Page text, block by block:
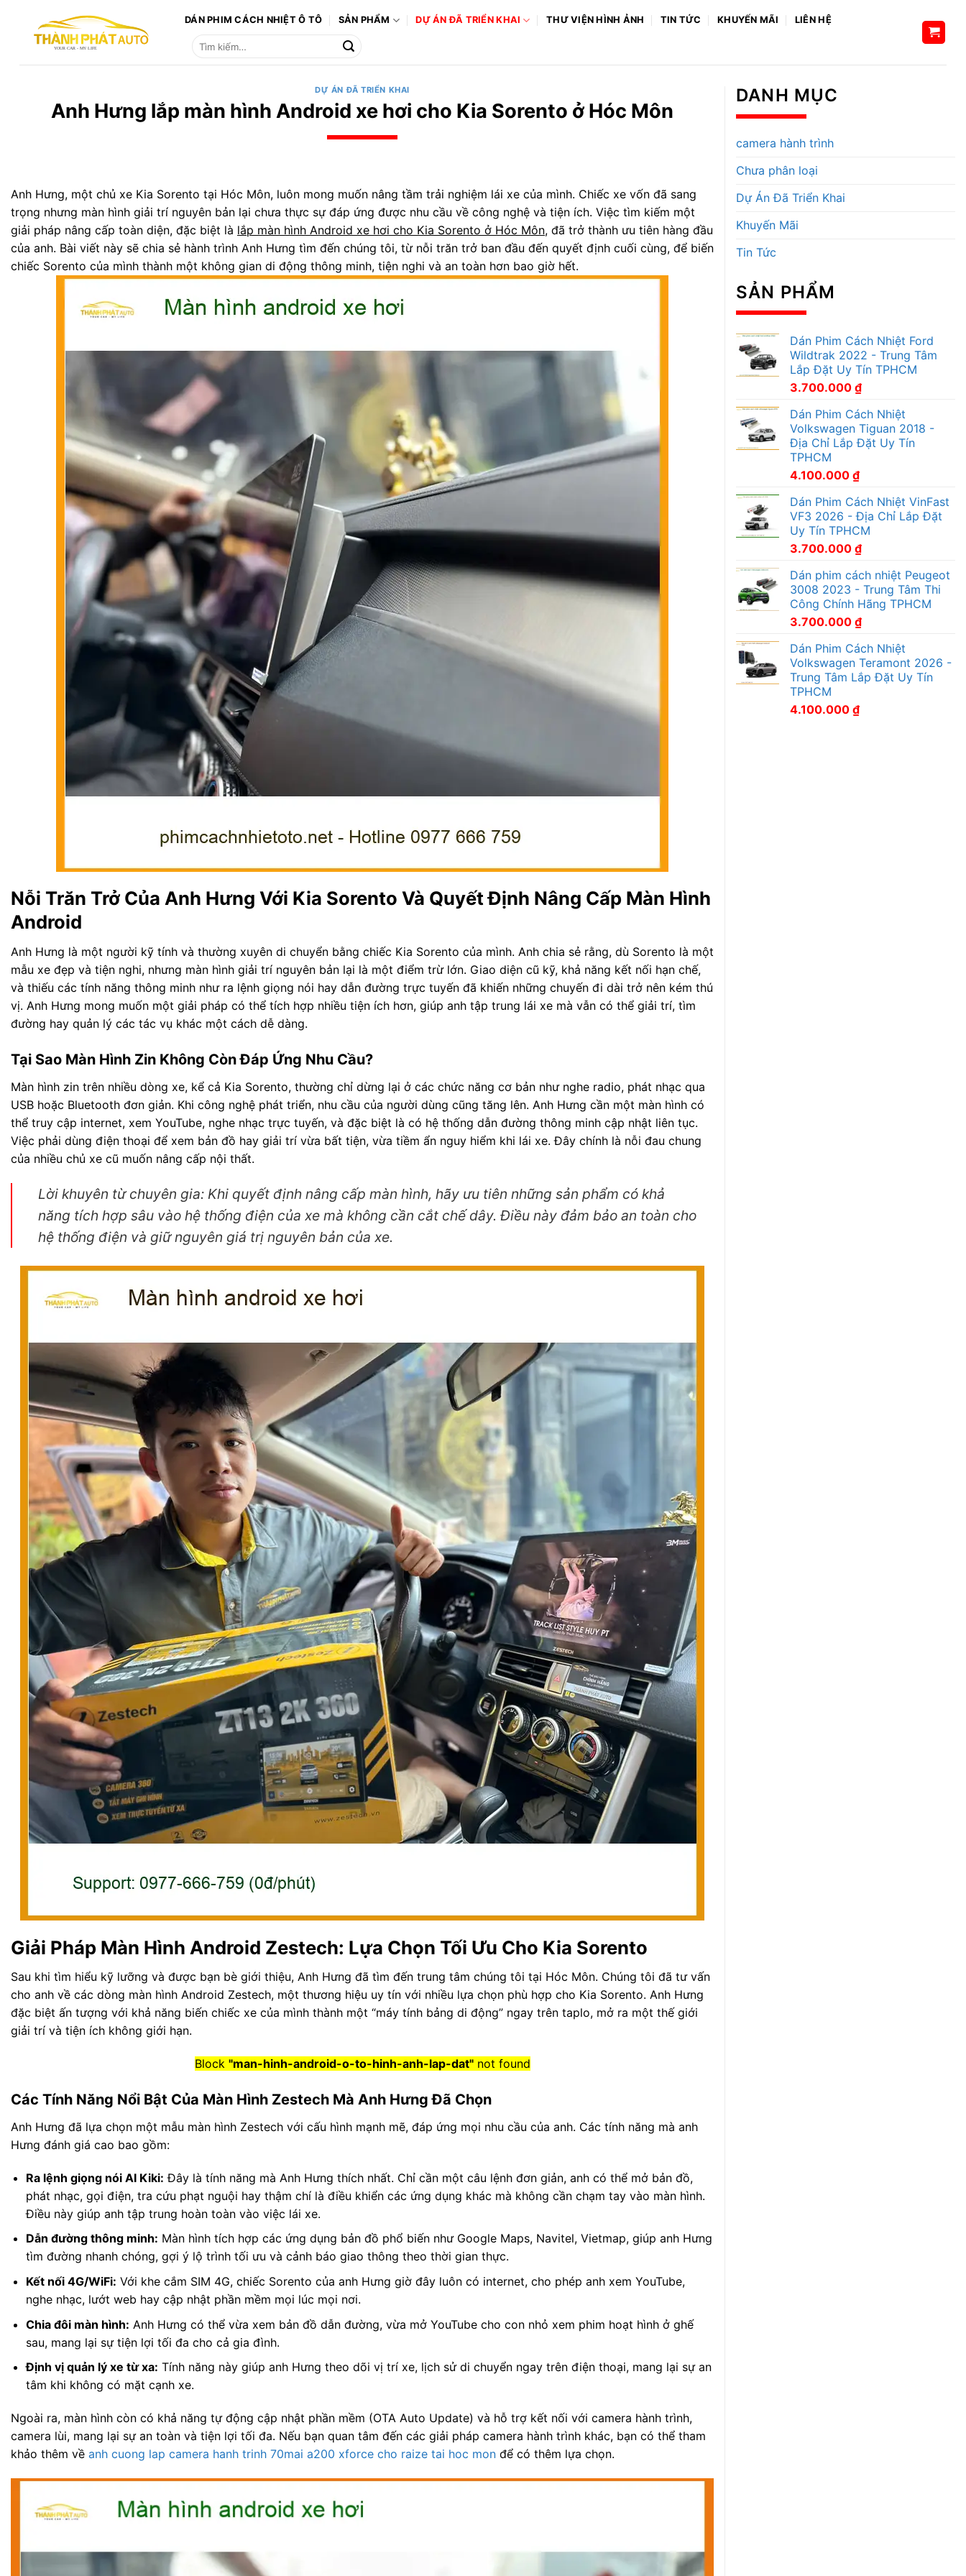
dung
DÁN PHIM CÁCH NHIỆT Ô TÔ SẢN PHẨM DỰ ÁN ĐÃ TRIỂN KHAI THƯ VIỆN HÌNH ẢNH TIN TỨC KHUYẾN MÃI
LIÊN HỆ
Tìm
DỰ ÁN ĐÃ TRIỂN KHAI
Anh Hưng lắp màn hình Android xe hơi cho Kia Sorento ở Hóc Môn
Anh Hưng, một chủ xe Kia Sorento tại Hóc Môn, luôn mong muốn nâng tầm trải nghiệm lái xe của mình. Chiếc xe vốn đã sang
trọng nhưng màn hình giải trí nguyên bản lại chưa thực sự đáp ứng được nhu cầu về công nghệ và tiện ích. Việc tìm kiếm một
giải pháp nâng cấp toàn diện, đặc biệt là lắp màn hình Android xe hơi cho Kia Sorento ở Hóc Môn, đã trở thành ưu tiên hàng đầu
của anh. Bài viết này sẽ chia sẻ hành trình Anh Hưng tìm đến chúng tôi, từ nỗi trăn trở ban đầu đến quyết định cuối cùng, để biến
chiếc Sorento của mình thành một không gian di động thông minh, tiện nghi và an toàn hơn bao giờ hết.
Nỗi Trăn Trở Của Anh Hưng Với Kia Sorento Và Quyết Định Nâng Cấp Màn Hình
Android
Anh Hưng là một người kỹ tính và thường xuyên di chuyển bằng chiếc Kia Sorento của mình. Anh chia sẻ rằng, dù Sorento là một
mẫu xe đẹp và tiện nghi, nhưng màn hình giải trí nguyên bản lại là một điểm trừ lớn. Giao diện cũ kỹ, khả năng kết nối hạn chế,
và thiếu các tính năng thông minh như ra lệnh giọng nói hay dẫn đường trực tuyến đã khiến những chuyến đi dài trở nên kém thú
vị. Anh Hưng mong muốn một giải pháp có thể tích hợp nhiều tiện ích hơn, giúp anh tập trung lái xe mà vẫn có thể giải trí, tìm
đường hay quản lý các tác vụ khác một cách dễ dàng.
Tại Sao Màn Hình Zin Không Còn Đáp Ứng Nhu Cầu?
Màn hình zin trên nhiều dòng xe, kể cả Kia Sorento, thường chỉ dừng lại ở các chức năng cơ bản như nghe radio, phát nhạc qua
USB hoặc Bluetooth đơn giản. Khi công nghệ phát triển, nhu cầu của người dùng cũng tăng lên. Anh Hưng cần một màn hình có
thể truy cập internet, xem YouTube, nghe nhạc trực tuyến, và đặc biệt là có hệ thống dẫn đường thông minh cập nhật liên tục.
Việc phải dùng điện thoại để xem bản đồ hay giải trí vừa bất tiện, vừa tiềm ẩn nguy hiểm khi lái xe. Đây chính là nỗi đau chung
của nhiều chủ xe cũ muốn nâng cấp nội thất.
Lời khuyên từ chuyên gia: Khi quyết định nâng cấp màn hình, hãy ưu tiên những sản phẩm có khả
năng tích hợp sâu vào hệ thống điện của xe mà không cần cắt chế dây. Điều này đảm bảo an toàn cho
hệ thống điện và giữ nguyên giá trị nguyên bản của xe.
Giải Pháp Màn Hình Android Zestech: Lựa Chọn Tối Ưu Cho Kia Sorento
Sau khi tìm hiểu kỹ lưỡng và được bạn bè giới thiệu, Anh Hưng đã tìm đến trung tâm chúng tôi tại Hóc Môn. Chúng tôi đã tư vấn
cho anh về các dòng màn hình Android Zestech, một thương hiệu uy tín với nhiều lựa chọn phù hợp cho Kia Sorento. Anh Hưng
đặc biệt ấn tượng với khả năng biến chiếc xe của mình thành một “máy tính bảng di động” ngay trên taplo, mở ra một thế giới
giải trí và tiện ích không giới hạn.
Block "man-hinh-android-o-to-hinh-anh-lap-dat"not found
Các Tính Năng Nổi Bật Của Màn Hình Zestech Mà Anh Hưng Đã Chọn
Anh Hưng đã lựa chọn một mẫu màn hình Zestech với cấu hình mạnh mẽ, đáp ứng mọi nhu cầu của anh. Các tính năng mà anh
Hưng đánh giá cao bao gồm:
Ra lệnh giọng nói AI Kiki: Đây là tính năng mà Anh Hưng thích nhất. Chỉ cần một câu lệnh đơn giản, anh có thể mở bản đồ,
phát nhạc, gọi điện, tra cứu phạt nguội hay thậm chí là điều khiển các ứng dụng khác mà không cần chạm tay vào màn hình.
Điều này giúp anh tập trung hoàn toàn vào việc lái xe.
Dẫn đường thông minh: Màn hình tích hợp các ứng dụng bản đồ phổ biến như Google Maps, Navitel, Vietmap, giúp anh Hưng
tìm đường nhanh chóng, gợi ý lộ trình tối ưu và cảnh báo giao thông theo thời gian thực.
Kết nối 4G/WiFi: Với khe cắm SIM 4G, chiếc Sorento của anh Hưng giờ đây luôn có internet, cho phép anh xem YouTube,
nghe nhạc, lướt web hay cập nhật phần mềm mọi lúc mọi nơi.
Chia đôi màn hình: Anh Hưng có thể vừa xem bản đồ dẫn đường, vừa mở YouTube cho con nhỏ xem phim hoạt hình ở ghế
sau, mang lại sự tiện lợi tối đa cho cả gia đình.
Định vị quản lý xe từ xa: Tính năng này giúp anh Hưng theo dõi vị trí xe, lịch sử di chuyển ngay trên điện thoại, mang lại sự an
tâm khi không có mặt cạnh xe.
Ngoài ra, màn hình còn có khả năng tự động cập nhật phần mềm (OTA Auto Update) và hỗ trợ kết nối với camera hành trình,
camera lùi, mang lại sự an toàn và tiện lợi tối đa. Nếu bạn quan tâm đến các giải pháp camera hành trình khác, bạn có thể tham
khảo thêm về anh cuong lap camera hanh trinh 70mai a200 xforce cho raize tai hoc mon để có thêm lựa chọn.
DANH MỤC
camera hành trình
Chưa phân loại
Dự Án Đã Triển Khai
Khuyến Mãi
Tin Tức
SẢN PHẨM
Dán Phim Cách Nhiệt Ford
Wildtrak 2022 - Trung Tâm
Lắp Đặt Uy Tín TPHCM
3.700.000 ₫
Dán Phim Cách Nhiệt
Volkswagen Tiguan 2018 -
Địa Chỉ Lắp Đặt Uy Tín
TPHCM
4.100.000 ₫
Dán Phim Cách Nhiệt VinFast
VF3 2026 - Địa Chỉ Lắp Đặt
Uy Tín TPHCM
3.700.000 ₫
Dán phim cách nhiệt Peugeot
3008 2023 - Trung Tâm Thi
Công Chính Hãng TPHCM
3.700.000 ₫
Dán Phim Cách Nhiệt
Volkswagen Teramont 2026 -
Trung Tâm Lắp Đặt Uy Tín
TPHCM
4.100.000 ₫